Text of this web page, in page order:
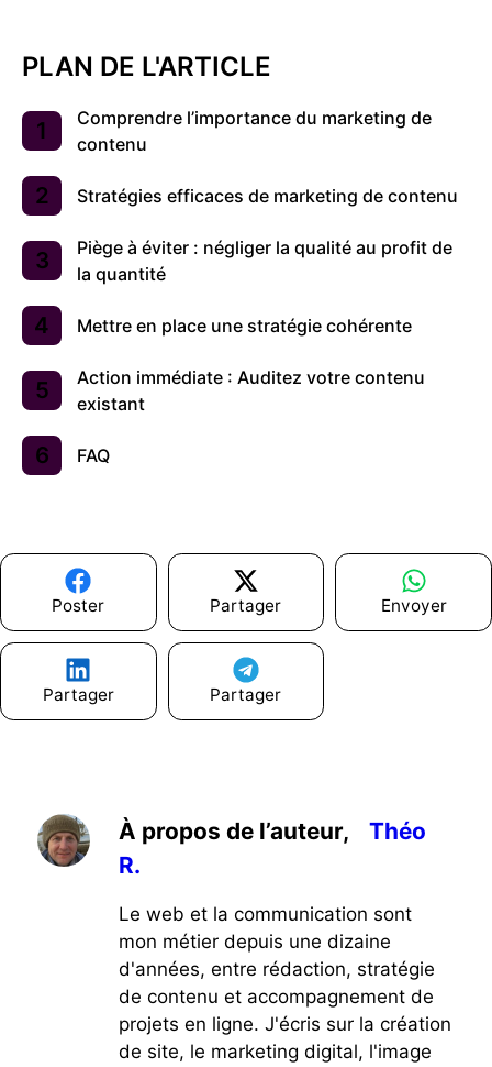
PLAN DE L'ARTICLE
Comprendre l’importance du marketing de
contenu
Stratégies efficaces de marketing de contenu
Piège à éviter : négliger la qualité au profit de
la quantité
Mettre en place une stratégie cohérente
Action immédiate : Auditez votre contenu
existant
FAQ
Poster Partager Envoyer
Partager Partager
À propos de l’auteur,
Théo
R.
Le web et la communication sont
mon métier depuis une dizaine
d'années, entre rédaction, stratégie
de contenu et accompagnement de
projets en ligne. J'écris sur la création
de site, le marketing digital, l'image